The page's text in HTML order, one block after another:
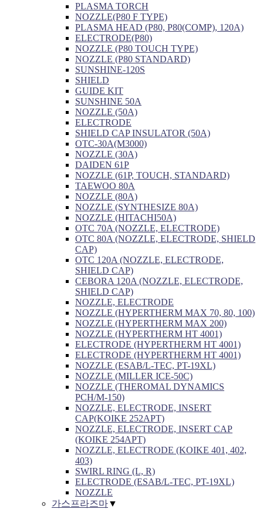
PLASMA TORCH
NOZZLE(P80 F TYPE)
PLASMA HEAD (P80, P80(COMP), 120A)
ELECTRODE(P80)
NOZZLE (P80 TOUCH TYPE)
NOZZLE (P80 STANDARD)
SUNSHINE-120S
SHIELD
GUIDE KIT
SUNSHINE 50A
NOZZLE (50A)
ELECTRODE
SHIELD CAP INSULATOR (50A)
OTC-30A(M3000)
NOZZLE (30A)
DAIDEN 61P
NOZZLE (61P, TOUCH, STANDARD)
TAEWOO 80A
NOZZLE (80A)
NOZZLE (SYNTHESIZE 80A)
NOZZLE (HITACHI50A)
OTC 70A (NOZZLE, ELECTRODE)
OTC 80A (NOZZLE, ELECTRODE, SHIELD
CAP)
OTC 120A (NOZZLE, ELECTRODE,
SHIELD CAP)
CEBORA 120A (NOZZLE, ELECTRODE,
SHIELD CAP)
NOZZLE, ELECTRODE
NOZZLE (HYPERTHERM MAX 70, 80, 100)
NOZZLE (HYPERTHERM MAX 200)
NOZZLE (HYPERTHERM HT 4001)
ELECTRODE (HYPERTHERM HT 4001)
ELECTRODE (HYPERTHERM HT 4001)
NOZZLE (ESAB/L-TEC, PT-19XL)
NOZZLE (MILLER ICE-50C)
NOZZLE (THEROMAL DYNAMICS
PCH/M-150)
NOZZLE, ELECTRODE, INSERT
CAP(KOIKE 252APT)
NOZZLE, ELECTRODE, INSERT CAP
(KOIKE 254APT)
NOZZLE, ELECTRODE (KOIKE 401, 402,
403)
SWIRL RING (L, R)
ELECTRODE (ESAB/L-TEC, PT-19XL)
NOZZLE
가스프라즈마▼